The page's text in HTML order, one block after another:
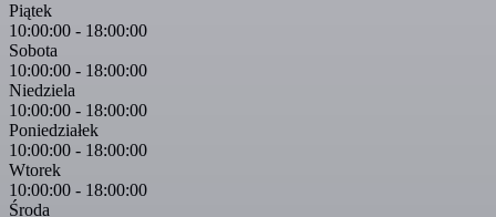
Piątek
10:00:00 - 18:00:00
Sobota
10:00:00 - 18:00:00
Niedziela
10:00:00 - 18:00:00
Poniedziałek
10:00:00 - 18:00:00
Wtorek
10:00:00 - 18:00:00
Środa